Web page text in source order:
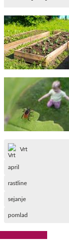
Vrt
april
rastline
sejanje
pomlad